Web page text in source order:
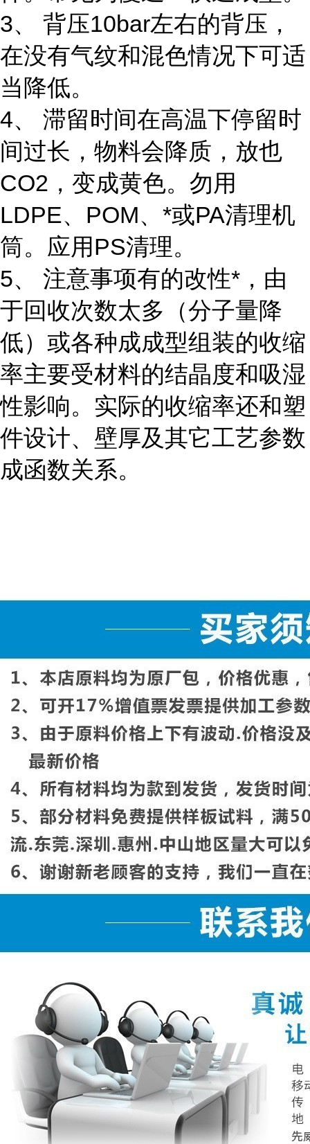
3、 背压10bar左右的背压，
在没有气纹和混色情况下可适
当降低。
4、 滞留时间在高温下停留时
间过长，物料会降质，放也
CO2，变成黄色。勿用
LDPE、POM、*或PA清理机
筒。应用PS清理。
5、 注意事项有的改性*，由
于回收次数太多（分子量降
低）或各种成成型组装的收缩
率主要受材料的结晶度和吸湿
性影响。实际的收缩率还和塑
件设计、壁厚及其它工艺参数
成函数关系。